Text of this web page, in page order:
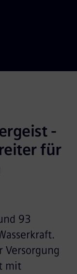
-
für
93
Versorgung
mit